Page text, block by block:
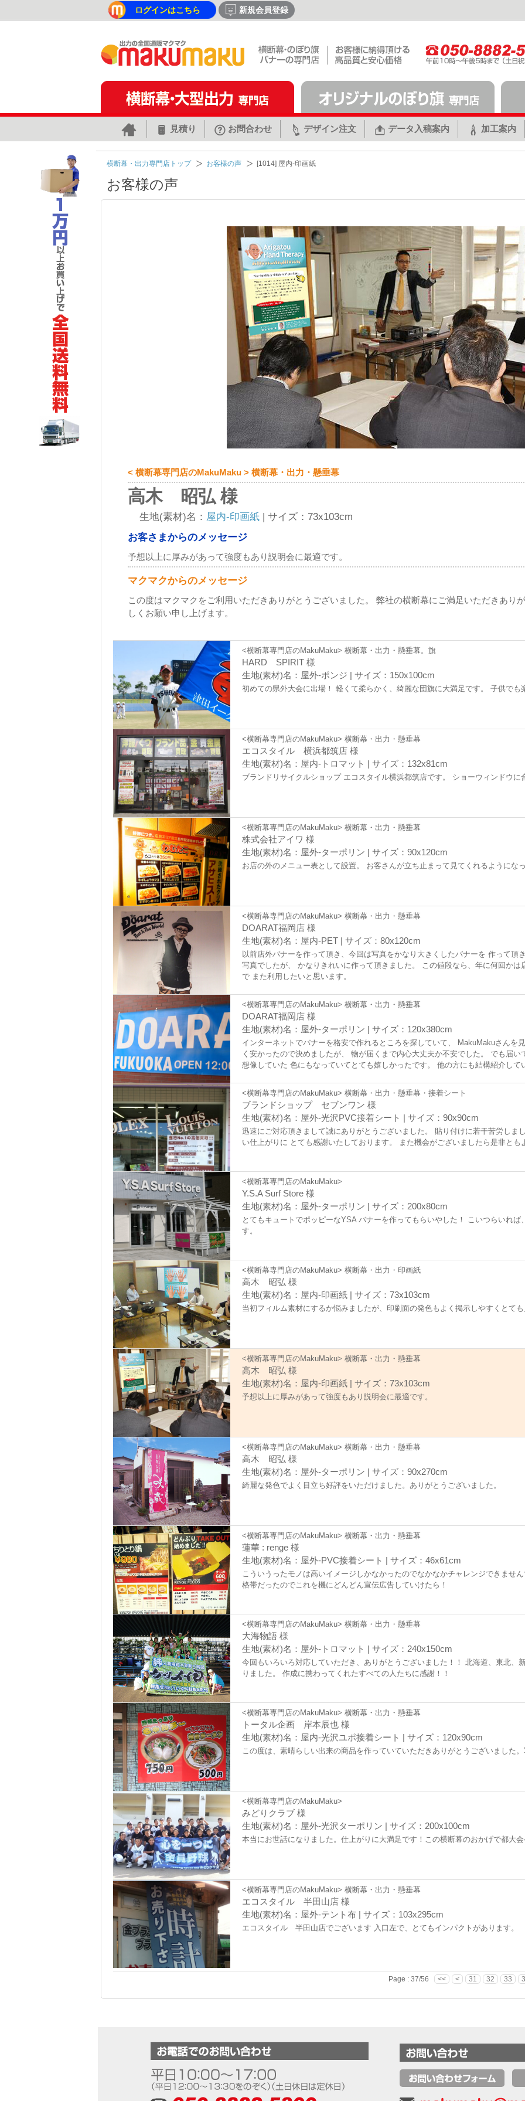
ログインはこちら 新規会員登録
見積り お問合わせ デザイン注文 データ入稿案内 加工案内
横断幕・出力専門店トップ お客様の声 [1014] 屋内-印画紙
お客様の声
< 横断幕専門店のMakuMaku > 横断幕・出力・懸垂幕
高木 昭弘 様
生地(素材)名： 屋内-印画紙 | サイズ：73x103cm
お客さまからのメッセージ
予想以上に厚みがあって強度もあり説明会に最適です。
マクマクからのメッセージ
この度はマクマクをご利用いただきありがとうございました。 弊社の横断幕にご満足いただきあり
しくお願い申し上げます。
<横断幕専門店のMakuMaku> 横断幕・出力・懸垂幕。旗
HARD SPIRIT 様
生地(素材)名：屋外-ポンジ | サイズ：150x100cm
初めての県外大会に出場！ 軽くて柔らかく、綺麗な団旗に大満足です。 子供でも
<横断幕専門店のMakuMaku> 横断幕・出力・懸垂幕
エコスタイル 横浜都筑店 様
生地(素材)名：屋内-トロマット | サイズ：132x81cm
ブランドリサイクルショップ エコスタイル横浜都筑店です。 ショーウィンドウに
<横断幕専門店のMakuMaku> 横断幕・出力・懸垂幕
株式会社アイワ 様
生地(素材)名：屋外-ターポリン | サイズ：90x120cm
お店の外のメニュー表として設置。 お客さんが立ち止まって見てくれるようにな
<横断幕専門店のMakuMaku> 横断幕・出力・懸垂幕
DOARAT福岡店 様
生地(素材)名：屋内-PET | サイズ：80x120cm
以前店外バナーを作って頂き、今回は写真をかなり大きくしたバナーを 作って頂
写真でしたが、 かなりきれいに作って頂きました。 この値段なら、年に何回か
で また利用したいと思います。
<横断幕専門店のMakuMaku> 横断幕・出力・懸垂幕
DOARAT福岡店 様
生地(素材)名：屋外-ターポリン | サイズ：120x380cm
インターネットでバナーを格安で作れるところを探していて、 MakuMakuさんを
く安かったので決めましたが、 物が届くまで内心大丈夫か不安でした。 でも届
想像していた 色にもなっていてとても嬉しかったです。 他の方にも結構紹介し
<横断幕専門店のMakuMaku> 横断幕・出力・懸垂幕・接着シート
ブランドショップ セブンワン 様
生地(素材)名：屋外-光沢PVC接着シート | サイズ：90x90cm
迅速にご対応頂きまして誠にありがとうございました。 貼り付けに若干苦労しま
い仕上がりに とても感謝いたしております。 また機会がございましたら是非とも
<横断幕専門店のMakuMaku>
Y.S.A Surf Store 様
生地(素材)名：屋外-ターポリン | サイズ：200x80cm
とてもキュートでポッピーなYSA バナーを作ってもらいやした！ こいつらいれ
す。
<横断幕専門店のMakuMaku> 横断幕・出力・印画紙
高木 昭弘 様
生地(素材)名：屋内-印画紙 | サイズ：73x103cm
当初フィルム素材にするか悩みましたが、印刷面の発色もよく掲示しやすくとて
<横断幕専門店のMakuMaku> 横断幕・出力・懸垂幕
高木 昭弘 様
生地(素材)名：屋内-印画紙 | サイズ：73x103cm
予想以上に厚みがあって強度もあり説明会に最適です。
<横断幕専門店のMakuMaku> 横断幕・出力・懸垂幕
高木 昭弘 様
生地(素材)名：屋外-ターポリン | サイズ：90x270cm
綺麗な発色でよく目立ち好評をいただけました。ありがとうございました。
<横断幕専門店のMakuMaku> 横断幕・出力・懸垂幕
蓮華 : renge 様
生地(素材)名：屋外-PVC接着シート | サイズ：46x61cm
こういうったモノは高いイメージしかなかったのでなかなかチャレンジできませ
格帯だったのでこれを機にどんどん宣伝広告していけたら！
<横断幕専門店のMakuMaku> 横断幕・出力・懸垂幕
大海物語 様
生地(素材)名：屋外-トロマット | サイズ：240x150cm
今回もいろいろ対応していただき、ありがとうございました！！ 北海道、東北、
りました。 作成に携わってくれたすべての人たちに感謝！！
<横断幕専門店のMakuMaku> 横断幕・出力・懸垂幕
トータル企画 岸本辰也 様
生地(素材)名：屋内-光沢ユポ接着シート | サイズ：120x90cm
この度は、素晴らしい出来の商品を作っていていただきありがとうございました
<横断幕専門店のMakuMaku>
みどりクラブ 様
生地(素材)名：屋外-光沢ターポリン | サイズ：200x100cm
本当にお世話になりました。仕上がりに大満足です！この横断幕のおかげで都大
<横断幕専門店のMakuMaku> 横断幕・出力・懸垂幕
エコスタイル 半田山店 様
生地(素材)名：屋外-テント布 | サイズ：103x295cm
エコスタイル 半田山店でございます 入口左で、とてもインパクトがあります。
Page : 37/56 << < 31 32 33